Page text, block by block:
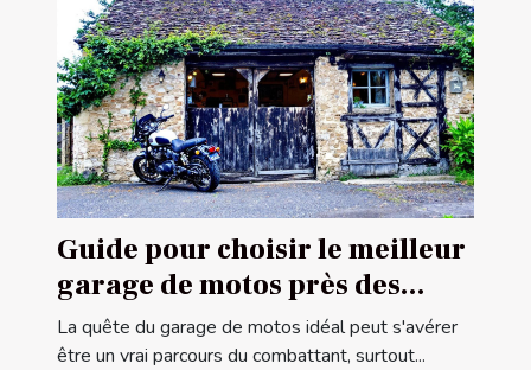
Guide pour choisir le meilleur
garage de motos près des
frontières françaises
La quête du garage de motos idéal peut s'avérer
être un vrai parcours du combattant, surtout...